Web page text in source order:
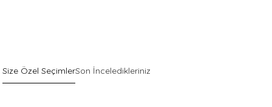
Size Özel SeçimlerSon İnceledikleriniz